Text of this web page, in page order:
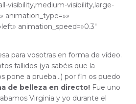
visibility,medium-visibility,large-
animation_type=»»
animation_speed=»0.3″
para vosotras en forma de vídeo.
fallidos (ya sabéis que la
pone a prueba…) por fin os puedo
de belleza en directo! Fue uno
Virginia y yo durante el